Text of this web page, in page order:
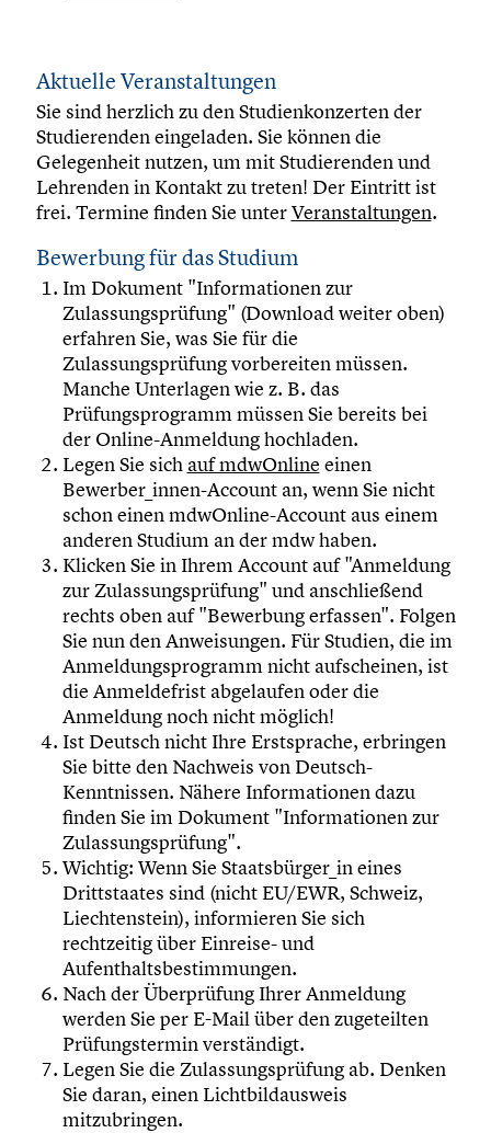
Aktuelle Veranstaltungen
Sie sind herzlich zu den Studienkonzerten der
Studierenden eingeladen. Sie können die
Gelegenheit nutzen, um mit Studierenden und
Lehrenden in Kontakt zu treten! Der Eintritt ist
frei. Termine finden Sie unterVeranstaltungen.
Bewerbung für das Studium
Im Dokument "Informationen zur
Zulassungsprüfung" (Download weiter oben)
erfahren Sie, was Sie für die
Zulassungsprüfung vorbereiten müssen.
Manche Unterlagen wie z. B. das
Prüfungsprogramm müssen Sie bereits bei
der Online-Anmeldung hochladen.
Legen Sie sich auf mdwOnline einen
Bewerber_innen-Account an, wenn Sie nicht
schon einen mdwOnline-Account aus einem
anderen Studium an der mdw haben.
Klicken Sie in Ihrem Account auf "Anmeldung
zur Zulassungsprüfung" und anschließend
rechts oben auf "Bewerbung erfassen". Folgen
Sie nun den Anweisungen. Für Studien, die im
Anmeldungsprogramm nicht aufscheinen, ist
die Anmeldefrist abgelaufen oder die
Anmeldung noch nicht möglich!
Ist Deutsch nicht Ihre Erstsprache, erbringen
Sie bitte den Nachweis von Deutsch-
Kenntnissen. Nähere Informationen dazu
finden Sie im Dokument "Informationen zur
Zulassungsprüfung".
Wichtig: Wenn Sie Staatsbürger_in eines
Drittstaates sind (nicht EU/EWR, Schweiz,
Liechtenstein), informieren Sie sich
rechtzeitig über Einreise- und
Aufenthaltsbestimmungen.
Nach der Überprüfung Ihrer Anmeldung
werden Sie per E-Mail über den zugeteilten
Prüfungstermin verständigt.
Legen Sie die Zulassungsprüfung ab. Denken
Sie daran, einen Lichtbildausweis
mitzubringen.